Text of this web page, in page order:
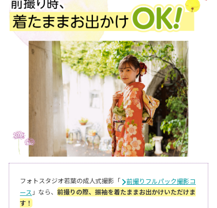
フォトスタジオ若葉の成人式撮影「
前撮りフルパック撮影コ
ース 」なら、前撮りの際、振袖を着たままお出かけいただけま
す！